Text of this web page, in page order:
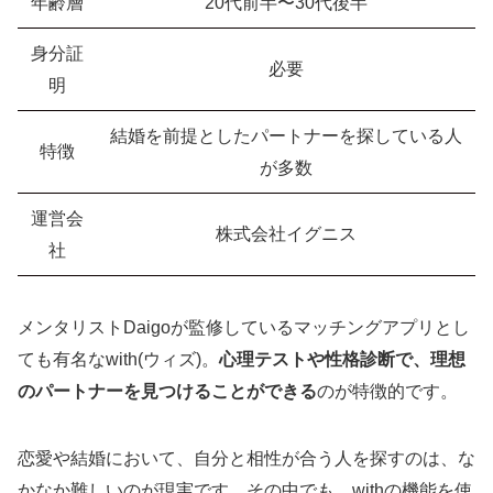
身分証
明
必要
特徴
結婚を前提としたパートナーを探している人
が多数
運営会
社
株式会社イグニス
メンタリストDaigoが監修しているマッチングアプリとし
ても有名なwith(ウィズ)。心理テストや性格診断で、理想
のパートナーを見つけることができるのが特徴的です。
恋愛や結婚において、自分と相性が合う人を探すのは、な